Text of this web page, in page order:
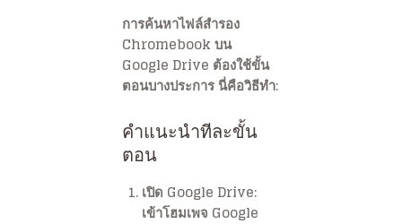
การค้นหาไฟล์สำรอง
Chromebook บน
Google Drive ต้องใช้ขั้น
ตอนบางประการ นี่คือวิธีทำ:
คำแนะนำทีละขั้น
ตอน
เปิด Google Drive:
เข้าโฮมเพจ Google